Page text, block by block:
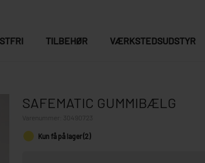
TILBEHØR VÆRKSTEDSUDSTYR
SAFEMATIC GUMMIBÆLG
30490723
Kun få på lager (2)